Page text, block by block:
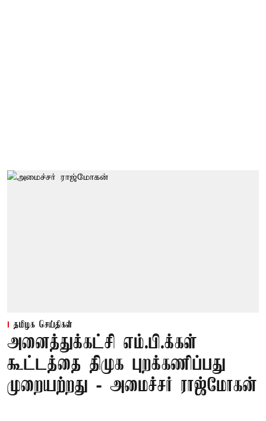
தமிழக செய்திகள்
அனைத்துக்கட்சி எம்.பி.க்கள்
கூட்டத்தை திமுக புறக்கணிப்பது
முறையற்றது - அமைச்சர் ராஜ்மோகன்